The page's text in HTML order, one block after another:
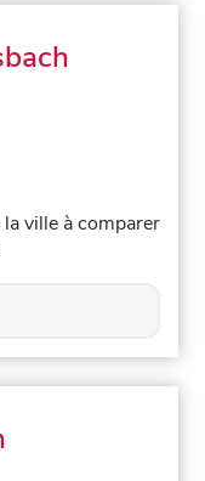
ville à comparer